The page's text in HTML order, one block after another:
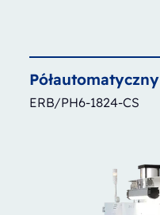
Półautomatyczny
ERB/PH6-1824-CS